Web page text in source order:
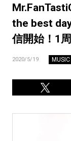
the best
信開始！1
2020/5/19 MUSIC